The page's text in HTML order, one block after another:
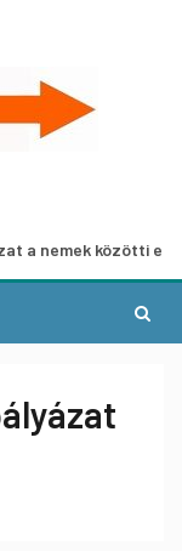
közötti egyenlőség